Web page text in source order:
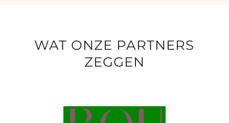
WAT ONZE PARTNERS
ZEGGEN